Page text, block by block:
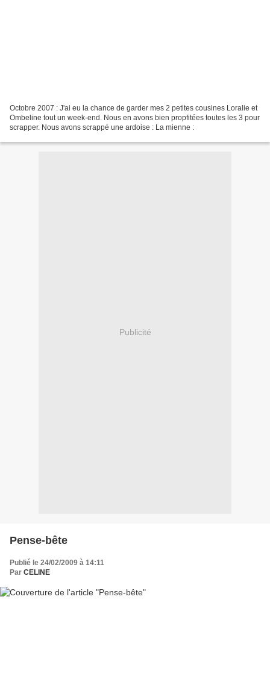
Octobre 2007 : J'ai eu la chance de garder mes 2 petites cousines Loralie et
Ombeline tout un week-end. Nous en avons bien propfitées toutes les 3 pour
scrapper. Nous avons scrappé une ardoise : La mienne :
Publicité
Pense-bête
Publié le 24/02/2009 à 14:11
Par CELINE